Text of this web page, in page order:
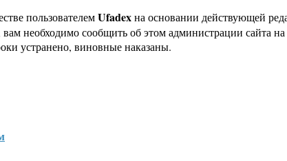
пользователемUfadexна основании действующей
необходимо сообщить об этом администрации сайта
устранено, виновные наказаны.